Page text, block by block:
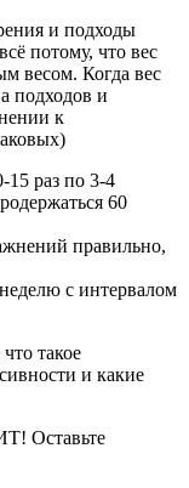
и подходы
потому, что вес
весом. Когда вес
подходов и
к
раз по 3-4
60
правильно,
с интервалом
такое
и какие
Оставьте